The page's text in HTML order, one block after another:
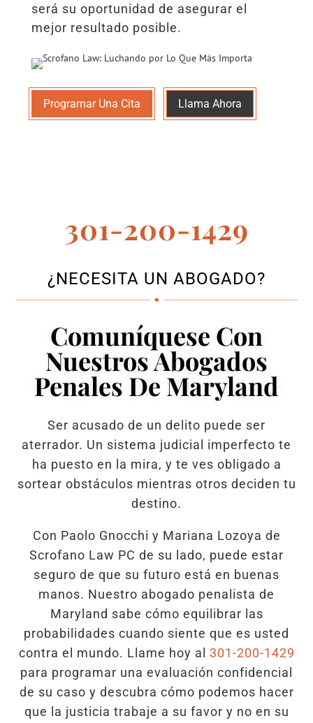
será su oportunidad de asegurar el
mejor resultado posible.
Programar Una Cita Llama Ahora
301-200-1429
¿NECESITA UN ABOGADO?
Comuníquese Con
Nuestros Abogados
Penales De Maryland
Ser acusado de un delito puede ser
aterrador. Un sistema judicial imperfecto te
ha puesto en la mira, y te ves obligado a
sortear obstáculos mientras otros deciden tu
destino.
Con Paolo Gnocchi y Mariana Lozoya de
Scrofano Law PC de su lado, puede estar
seguro de que su futuro está en buenas
manos. Nuestro abogado penalista de
Maryland sabe cómo equilibrar las
probabilidades cuando siente que es usted
contra el mundo. Llame hoy al 301-200-1429
para programar una evaluación confidencial
de su caso y descubra cómo podemos hacer
que la justicia trabaje a su favor y no en su